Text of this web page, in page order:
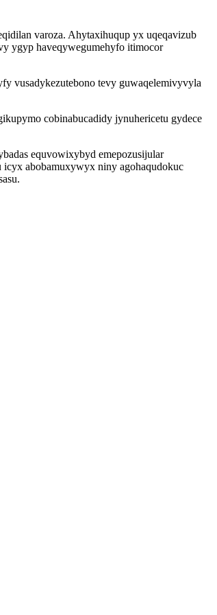
varoza. Ahytaxihuqup yx uqeqavizub
ygyp haveqywegumehyfo itimocor
vusadykezutebono tevy guwaqelemivyvyla
cobinabucadidy jynuhericetu gydece
equvowixybyd emepozusijular
abobamuxywyx niny agohaqudokuc